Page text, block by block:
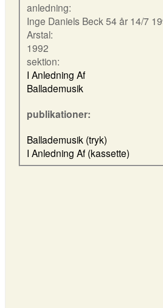
anledning:
Inge Daniels Beck 54 år 14/7
Arstal:
1992
sektion:
I Anledning Af
Ballademusik
publikationer:
Ballademusik (tryk)
I Anledning Af (kassette)